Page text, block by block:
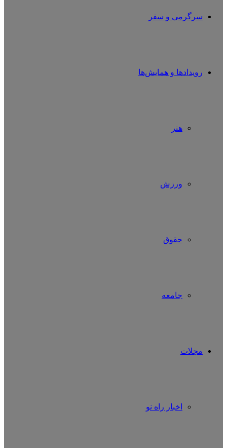
سرگرمی و سفر
رویدادها و همایش‌ها
هنر
ورزش
حقوق
جامعه
مجلات
اخبار راه نو